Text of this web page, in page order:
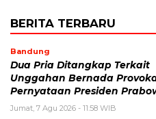
BERITA TERBARU
Bandung
Dua Pria Ditangkap Terkait
Unggahan Bernada
Pernyataan Presiden
Jumat, 7 Agu 2026 - 11:58 WIB